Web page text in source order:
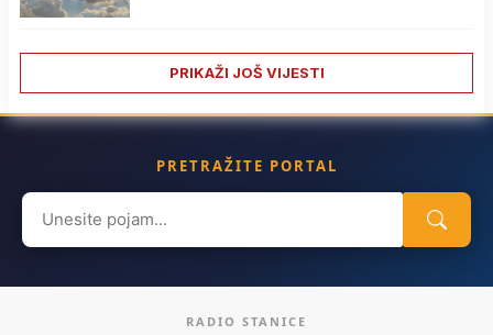
PRIKAŽI JOŠ VIJESTI
PRETRAŽITE PORTAL
Search
for:
RADIO STANICE